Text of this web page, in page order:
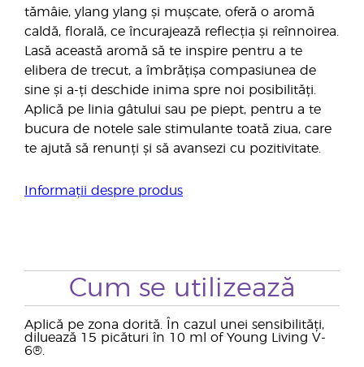
tămâie, ylang ylang și mușcate, oferă o aromă
caldă, florală, ce încurajează reflecția și reînnoirea.
Lasă această aromă să te inspire pentru a te
elibera de trecut, a îmbrățișa compasiunea de
sine și a-ți deschide inima spre noi posibilități.
Aplică pe linia gâtului sau pe piept, pentru a te
bucura de notele sale stimulante toată ziua, care
te ajută să renunți și să avansezi cu pozitivitate.
Informații despre produs
Cum se utilizează
Aplică pe zona dorită. În cazul unei sensibilități,
diluează 15 picături în 10 ml of Young Living V-
6®.